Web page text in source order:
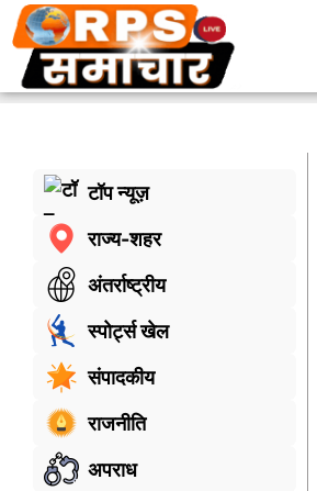
टॉप न्यूज़
राज्य-शहर
अंतर्राष्ट्रीय
स्पोर्ट्स खेल
संपादकीय
राजनीति
अपराध